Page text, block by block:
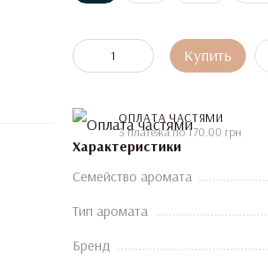
Купить
ОПЛАТА ЧАСТЯМИ
3 платежа по 170.00 грн
Характеристики
Семейство аромата
Тип аромата
Бренд